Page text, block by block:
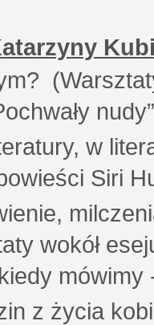
w
Siri
wokół
mówimy
z życia